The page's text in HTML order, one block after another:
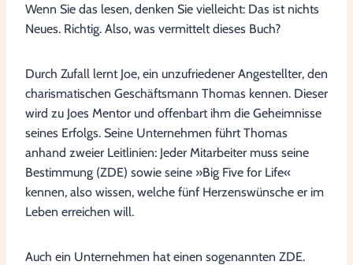
Wenn Sie das lesen, denken Sie vielleicht: Das ist nichts
Neues. Richtig. Also, was vermittelt dieses Buch?
Durch Zufall lernt Joe, ein unzufriedener Angestellter, den
charismatischen Geschäftsmann Thomas kennen. Dieser
wird zu Joes Mentor und offenbart ihm die Geheimnisse
seines Erfolgs. Seine Unternehmen führt Thomas
anhand zweier Leitlinien: Jeder Mitarbeiter muss seine
Bestimmung (ZDE) sowie seine »Big Five for Life«
kennen, also wissen, welche fünf Herzenswünsche er im
Leben erreichen will.
Auch ein Unternehmen hat einen sogenannten ZDE.